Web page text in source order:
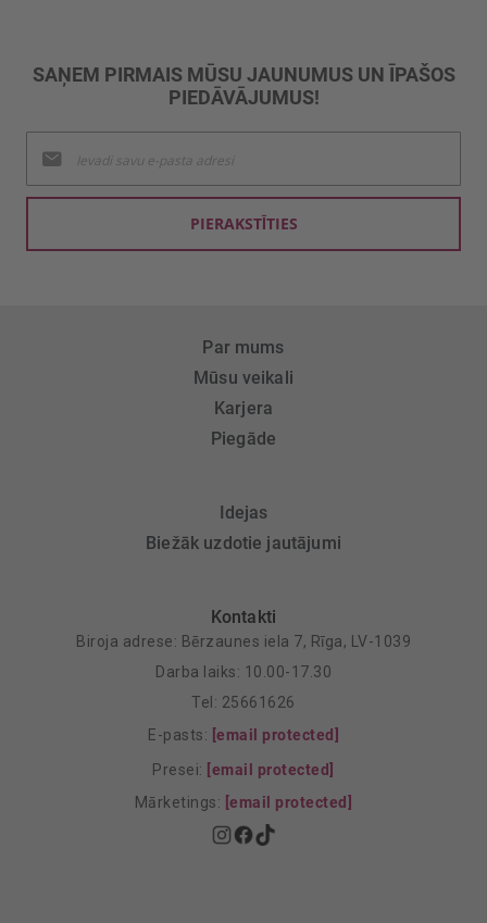
SAŅEM PIRMAIS MŪSU JAUNUMUS UN ĪPAŠOS
PIEDĀVĀJUMUS!
jaunumu
saņemšanai:
PIERAKSTĪTIES
Par mums
Mūsu veikali
Karjera
Piegāde
Idejas
Biežāk uzdotie jautājumi
Kontakti
Biroja adrese: Bērzaunes iela 7, Rīga, LV-1039
Darba laiks: 10.00-17.30
Tel: 25661626
E-pasts: [email protected]
Presei: [email protected]
Mārketings: [email protected]